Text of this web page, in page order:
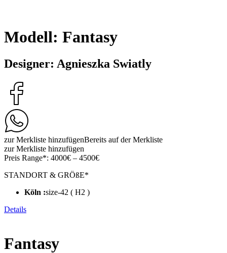
Modell: Fantasy
Designer: Agnieszka Swiatly
zur Merkliste hinzufügenBereits auf der Merkliste
zur Merkliste hinzufügen
Preis Range*: 4000€ – 4500€
STANDORT & GRÖßE*
Köln :size-42 ( H2 )
Details
Fantasy